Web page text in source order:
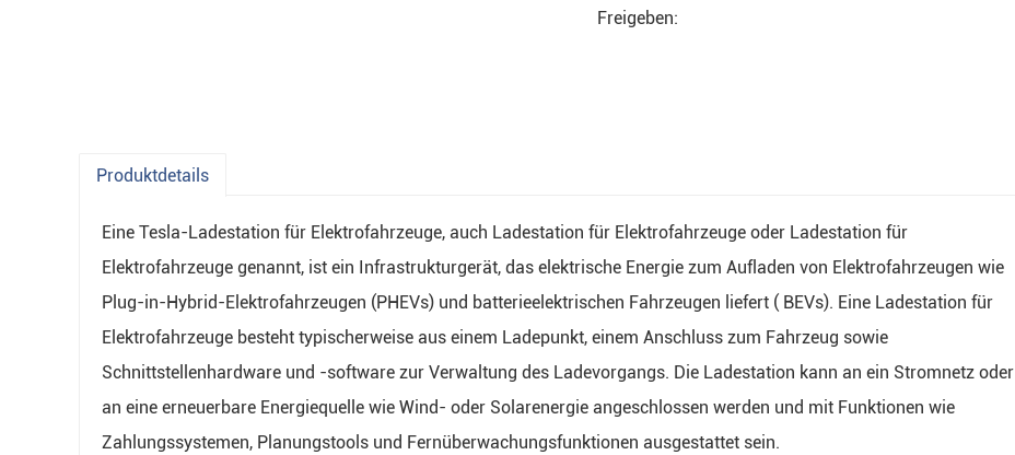
Freigeben:
Produktdetails
Eine Tesla-Ladestation für Elektrofahrzeuge, auch Ladestation für Elektrofahrzeuge oder Ladestation für
Elektrofahrzeuge genannt, ist ein Infrastrukturgerät, das elektrische Energie zum Aufladen von Elektrofahrzeugen wie
Plug-in-Hybrid-Elektrofahrzeugen (PHEVs) und batterieelektrischen Fahrzeugen liefert ( BEVs). Eine Ladestation für
Elektrofahrzeuge besteht typischerweise aus einem Ladepunkt, einem Anschluss zum Fahrzeug sowie
Schnittstellenhardware und -software zur Verwaltung des Ladevorgangs. Die Ladestation kann an ein Stromnetz oder
an eine erneuerbare Energiequelle wie Wind- oder Solarenergie angeschlossen werden und mit Funktionen wie
Zahlungssystemen, Planungstools und Fernüberwachungsfunktionen ausgestattet sein.